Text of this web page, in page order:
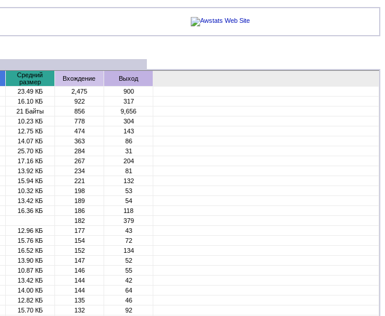
Средний
размер
Вхождение
Выход
23.49 КБ 2,475
900
16.10 КБ 922
317
21 Байты 856
9,656
10.23 КБ 778
304
12.75 КБ 474
143
14.07 КБ 363
86
25.70 КБ 284
31
17.16 КБ 267
204
13.92 КБ 234
81
15.94 КБ 221
132
10.32 КБ 198
53
13.42 КБ 189
54
16.36 КБ 186
118
182
379
12.96 КБ 177
43
15.76 КБ 154
72
16.52 КБ 152
134
13.90 КБ 147
52
10.87 КБ 146
55
13.42 КБ 144
42
14.00 КБ 144
64
12.82 КБ 135
46
15.70 КБ 132
92